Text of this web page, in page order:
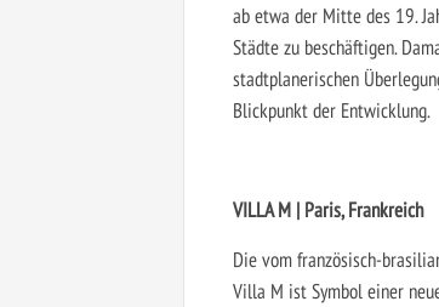
ab etwa der Mitte des 19.
Städte zu beschäftigen.
stadtplanerischen
Blickpunkt der Entwicklung.
VILLA M | Paris, Frankreich
Die vom französisch-
Villa M ist Symbol einer